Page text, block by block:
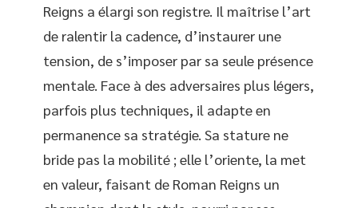
Reigns a élargi son registre. Il maîtrise l’art
de ralentir la cadence, d’instaurer une
tension, de s’imposer par sa seule présence
mentale. Face à des adversaires plus légers,
parfois plus techniques, il adapte en
permanence sa stratégie. Sa stature ne
bride pas la mobilité ; elle l’oriente, la met
en valeur, faisant de Roman Reigns un